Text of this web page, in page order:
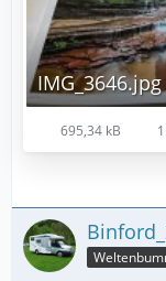
IMG_3646.jpg
695,34 kB